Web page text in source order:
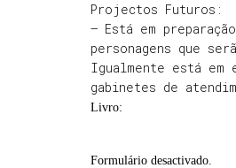
Projectos Futuros:
– Está em
personagens que
Igualmente está em
gabinetes de
Livro:
Formulário desactivado.